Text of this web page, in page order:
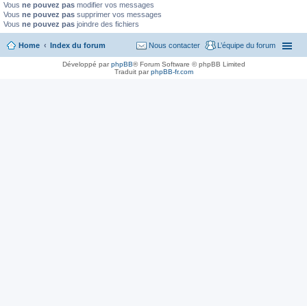
Vous ne pouvez pas modifier vos messages
Vous ne pouvez pas supprimer vos messages
Vous ne pouvez pas joindre des fichiers
Home Index du forum L’équipe du forum
Nous contacter
Développé parphpBB® Forum Software © phpBB Limited
Traduit parphpBB-fr.com